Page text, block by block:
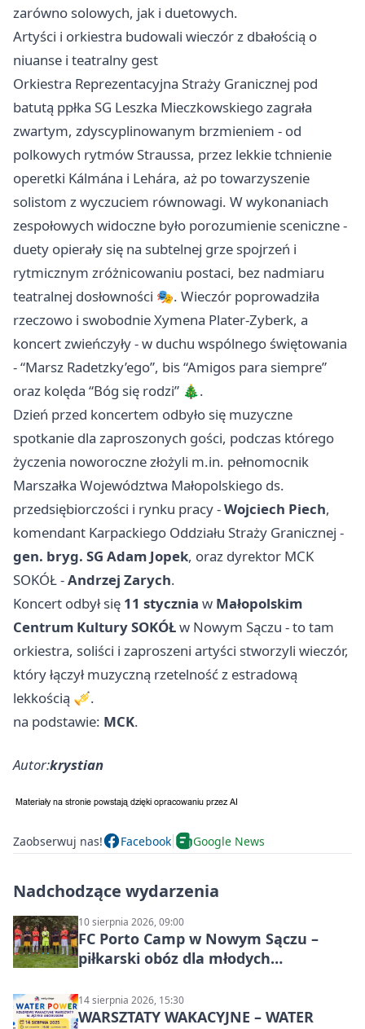
zarówno solowych, jak i duetowych.
Artyści i orkiestra budowali wieczór z dbałością o
niuanse i teatralny gest
Orkiestra Reprezentacyjna Straży Granicznej pod
batutą ppłka SG Leszka Mieczkowskiego zagrała
zwartym, zdyscyplinowanym brzmieniem - od
polkowych rytmów Straussa, przez lekkie tchnienie
operetki Kálmána i Lehára, aż po towarzyszenie
solistom z wyczuciem równowagi. W wykonaniach
zespołowych widoczne było porozumienie sceniczne -
duety opierały się na subtelnej grze spojrzeń i
rytmicznym zróżnicowaniu postaci, bez nadmiaru
teatralnej dosłowności 🎭. Wieczór poprowadziła
rzeczowo i swobodnie Xymena Plater-Zyberk, a
koncert zwieńczyły - w duchu wspólnego świętowania
- “Marsz Radetzky’ego”, bis “Amigos para siempre”
oraz kolęda “Bóg się rodzi” 🎄.
Dzień przed koncertem odbyło się muzyczne
spotkanie dla zaproszonych gości, podczas którego
życzenia noworoczne złożyli m.in. pełnomocnik
Marszałka Województwa Małopolskiego ds.
przedsiębiorczości i rynku pracy -Wojciech Piech,
komendant Karpackiego Oddziału Straży Granicznej -
gen. bryg. SG Adam Jopek, oraz dyrektor MCK
SOKÓŁ -Andrzej Zarych.
Koncert odbył się 11 stycznia w Małopolskim
Centrum Kultury SOKÓŁw Nowym Sączu - to tam
orkiestra, soliści i zaproszeni artyści stworzyli wieczór,
który łączył muzyczną rzetelność z estradową
lekkością 🎺.
na podstawie: MCK.
Autor:krystian
Zaobserwuj nas! Facebook Google News
Nadchodzące wydarzenia
10 sierpnia 2026, 09:00
FC Porto Camp w Nowym Sączu –
piłkarski obóz dla młodych
14 sierpnia 2026, 15:30
WARSZTATY WAKACYJNE – WATER